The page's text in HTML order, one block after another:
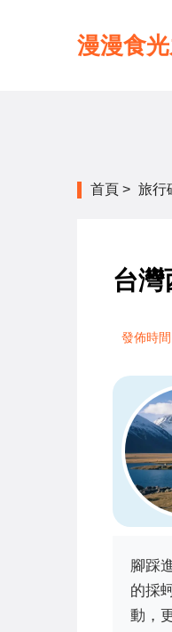
漫漫食
首頁 > 旅行
台
發佈時
腳踩
的採
動，